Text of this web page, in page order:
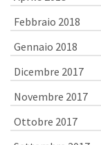
Febbraio 2018
Gennaio 2018
Dicembre 2017
Novembre 2017
Ottobre 2017